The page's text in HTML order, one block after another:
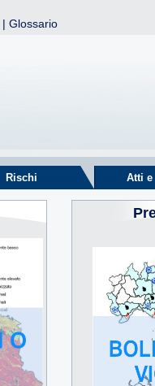
| Glossario
Rischi Atti